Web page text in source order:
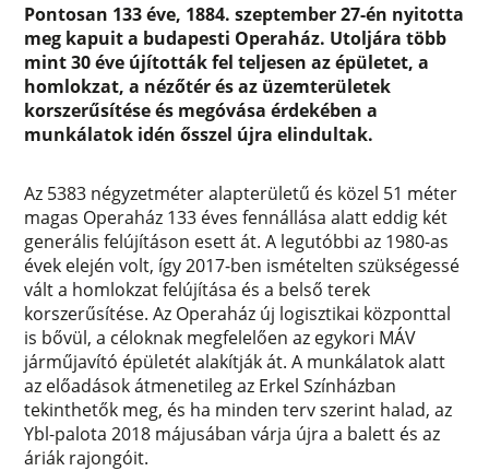
Pontosan 133 éve, 1884. szeptember 27-én nyitotta
meg kapuit a budapesti Operaház. Utoljára több
mint 30 éve újították fel teljesen az épületet, a
homlokzat, a nézőtér és az üzemterületek
korszerűsítése és megóvása érdekében a
munkálatok idén ősszel újra elindultak.
Az 5383 négyzetméter alapterületű és közel 51 méter
magas Operaház 133 éves fennállása alatt eddig két
generális felújításon esett át. A legutóbbi az 1980-as
évek elején volt, így 2017-ben ismételten szükségessé
vált a homlokzat felújítása és a belső terek
korszerűsítése. Az Operaház új logisztikai központtal
is bővül, a céloknak megfelelően az egykori MÁV
járműjavító épületét alakítják át. A munkálatok alatt
az előadások átmenetileg az Erkel Színházban
tekinthetők meg, és ha minden terv szerint halad, az
Ybl-palota 2018 májusában várja újra a balett és az
áriák rajongóit.